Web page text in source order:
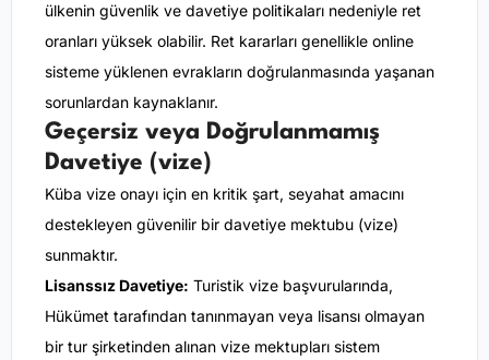
ülkenin güvenlik ve davetiye politikaları nedeniyle ret
oranları yüksek olabilir. Ret kararları genellikle online
sisteme yüklenen evrakların doğrulanmasında yaşanan
sorunlardan kaynaklanır.
Geçersiz veya Doğrulanmamış
Davetiye (vize)
Küba vize onayı için en kritik şart, seyahat amacını
destekleyen güvenilir bir davetiye mektubu (vize)
sunmaktır.
Lisanssız Davetiye: Turistik vize başvurularında,
Hükümet tarafından tanınmayan veya lisansı olmayan
bir tur şirketinden alınan vize mektupları sistem